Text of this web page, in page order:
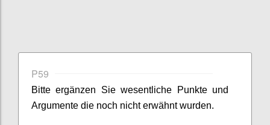
P59
Bitte ergänzen Siewesentliche Punkte und
Argumente die noch nicht erwähnt wurden.